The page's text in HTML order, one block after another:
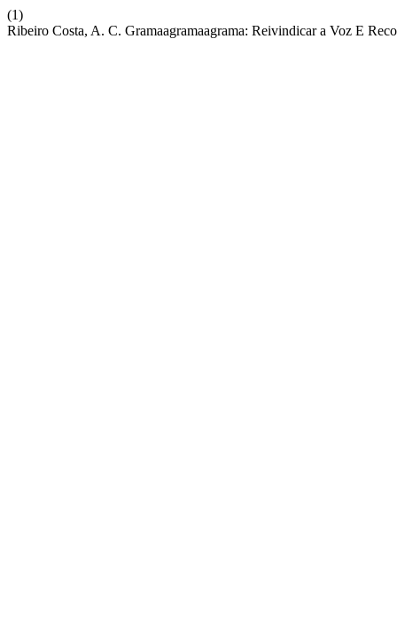
(1)
Ribeiro Costa, A. C. Gramaagramaagrama: Reivindicar a Voz E